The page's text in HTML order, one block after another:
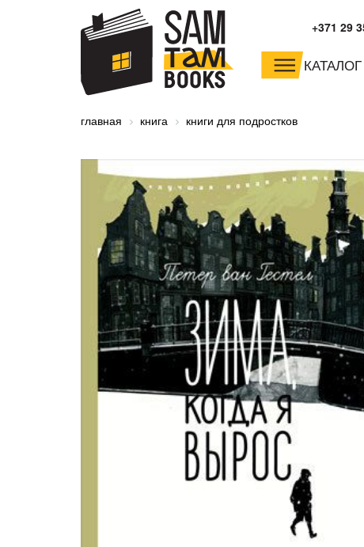
+371 29
КАТАЛОГ
малышам и
дошкольникам
младшим школьникам
главная книга книги для подростков